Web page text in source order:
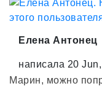
Елена Антонец
написала 20
Марин, можно